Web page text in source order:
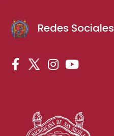
Redes Sociales